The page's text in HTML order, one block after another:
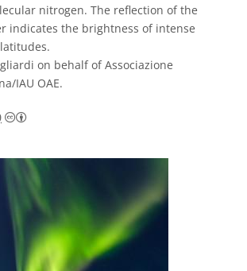
nitrogen. The reflection of the
indicates the brightness of intense
on behalf of Associazione
IAU OAE.
Creative Commons Attribution 4.0